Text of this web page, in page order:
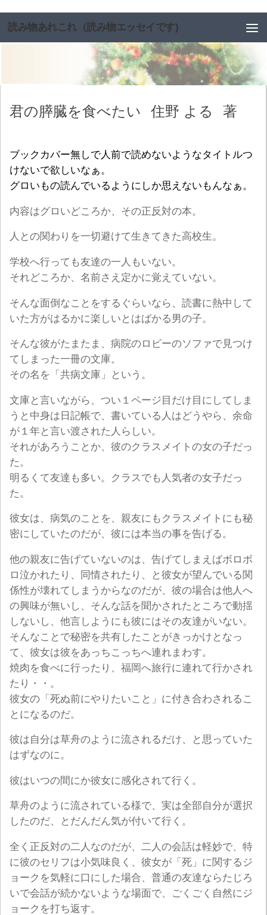
読み物あれこれ（読み物エッセイです)
君の膵臓を食べたい 住野 よる 著
ブックカバー無しで人前で読めないようなタイトルつ
けないで欲しいなぁ。
グロいもの読んでいるようにしか思えないもんなぁ。
内容はグロいどころか、その正反対の本。
人との関わりを一切避けて生きてきた高校生。
学校へ行っても友達の一人もいない。
それどころか、名前さえ定かに覚えていない。
そんな面倒なことをするぐらいなら、読書に熱中して
いた方がはるかに楽しいとはばかる男の子。
そんな彼がたまたま、病院のロビーのソファで見つけ
てしまった一冊の文庫。
その名を「共病文庫」という。
文庫と言いながら、つい１ページ目だけ目にしてしま
うと中身は日記帳で、書いている人はどうやら、余命
が１年と言い渡された人らしい。
それがあろうことか、彼のクラスメイトの女の子だっ
た。
明るくて友達も多い。クラスでも人気者の女子だっ
た。
彼女は、病気のことを、親友にもクラスメイトにも秘
密にしていたのだが、彼には本当の事を告げる。
他の親友に告げていないのは、告げてしまえばボロボ
ロ泣かれたり、同情されたり、と彼女が望んでいる関
係性が壊れてしまうからなのだが、彼の場合は他人へ
の興味が無いし、そんな話を聞かされたところで動揺
しないし、他言しようにも彼にはその友達がいない。
そんなことで秘密を共有したことがきっかけとなっ
て、彼女は彼をあっちこっちへ連れまわす。
焼肉を食べに行ったり、福岡へ旅行に連れて行かされ
たり・・。
彼女の「死ぬ前にやりたいこと」に付き合わされるこ
とになるのだ。
彼は自分は草舟のように流されるだけ、と思っていた
はずなのに。
彼はいつの間にか彼女に感化されて行く。
草舟のように流されている様で、実は全部自分が選択
したのだ、とだんだん気が付いて行く。
全く正反対の二人なのだが、二人の会話は軽妙で、特
に彼のセリフは小気味良く、彼女が「死」に関するジ
ョークを気軽に口にした場合、普通の友達ならたじろ
いで会話が続かないような場面で、ごくごく自然にジ
ョークを打ち返す。